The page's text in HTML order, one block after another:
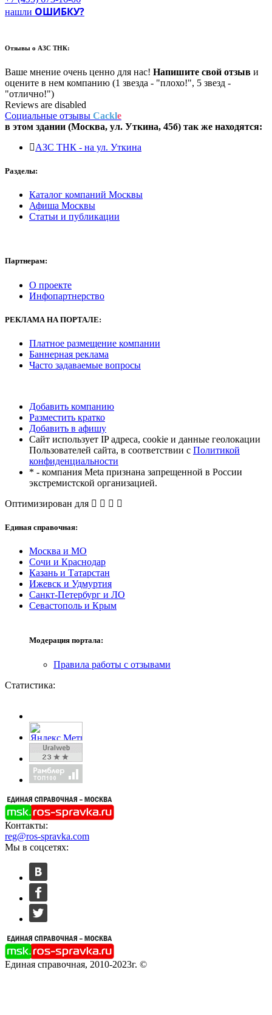
нашли ОШИБКУ?
Отзывы о АЗС ТНК:
Ваше мнение очень ценно для нас! Напишите свой отзыв и
оцените в нем компанию (1 звезда - "плохо!", 5 звезд -
"отлично!")
Reviews are disabled
Социальные отзывы Cackle
в этом здании (Москва, ул. Уткина, 45б) так же находятся:
АЗС ТНК - на ул. Уткина
Разделы:
Каталог компаний Москвы
Афиша Москвы
Статьи и публикации
Партнерам:
О проекте
Инфопартнерство
РЕКЛАМА НА ПОРТАЛЕ:
Платное размещение компании
Баннерная реклама
Часто задаваемые вопросы
Добавить компанию
Разместить кратко
Добавить в афишу
Сайт использует IP адреса, cookie и данные геолокации
Пользователей сайта, в соответствии с Политикой
конфиденциальности
* - компания Meta признана запрещенной в России
экстремистской организацией.
Оптимизирован для
Единая справочная:
Москва и МО
Сочи и Краснодар
Казань и Татарстан
Ижевск и Удмуртия
Санкт-Петербург и ЛО
Севастополь и Крым
Модерация портала:
Правила работы с отзывами
Статистика:
Контакты:
reg@ros-spravka.com
Мы в соцсетях:
Единая справочная, 2010-2023г. ©